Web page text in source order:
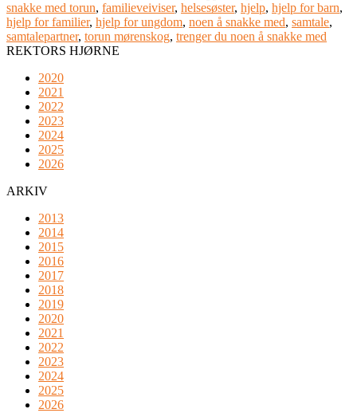
snakke med torun, familieveiviser, helsesøster, hjelp, hjelp for barn,
hjelp for familier, hjelp for ungdom, noen å snakke med, samtale,
samtalepartner, torun mørenskog, trenger du noen å snakke med
REKTORS HJØRNE
2020
2021
2022
2023
2024
2025
2026
ARKIV
2013
2014
2015
2016
2017
2018
2019
2020
2021
2022
2023
2024
2025
2026